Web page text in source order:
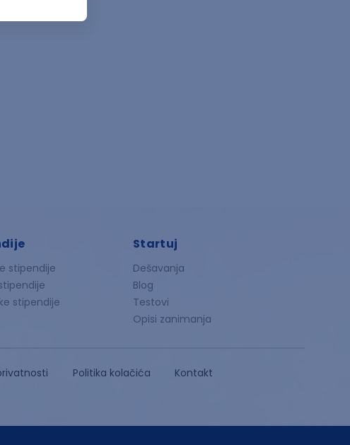
stipendije
stipendije
Startuj
Dešavanja
Blog
Testovi
Opisi zanimanja
Politika kolačića Kontakt